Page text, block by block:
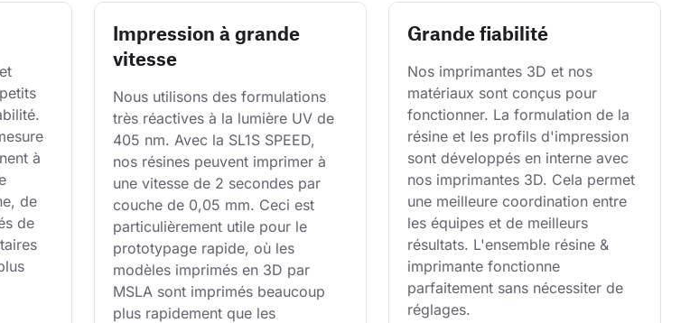
à
de
de
Impression à grande
vitesse
Nous utilisons des formulations
très réactives à la lumière UV de
405 nm. Avec la SL1S SPEED,
nos résines peuvent imprimer à
une vitesse de 2 secondes par
couche de 0,05 mm. Ceci est
particulièrement utile pour le
prototypage rapide, où les
modèles imprimés en 3D par
MSLA sont imprimés beaucoup
plus rapidement que les
Grande fiabilité
Nos imprimantes 3D et nos
matériaux sont conçus pour
fonctionner. La formulation de la
résine et les profils d'impression
sont développés en interne avec
nos imprimantes 3D. Cela permet
une meilleure coordination entre
les équipes et de meilleurs
résultats. L'ensemble résine &
imprimante fonctionne
parfaitement sans nécessiter de
réglages.